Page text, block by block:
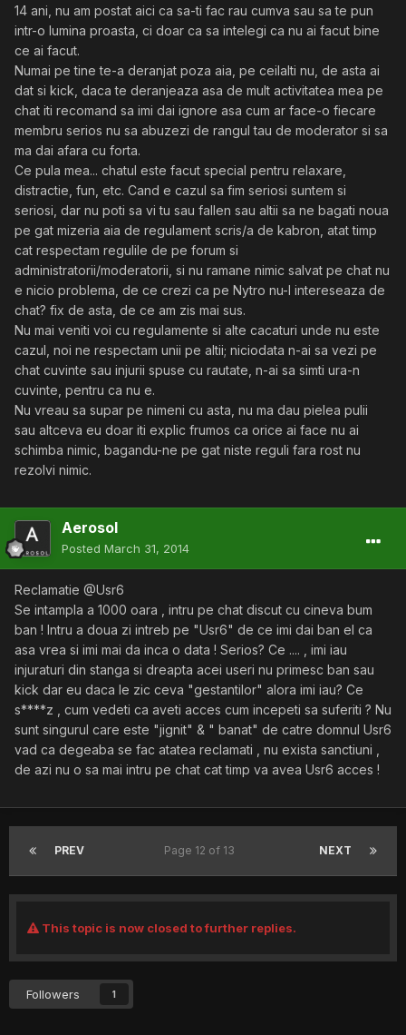
14 ani, nu am postat aici ca sa-ti fac rau cumva sau sa te pun
intr-o lumina proasta, ci doar ca sa intelegi ca nu ai facut bine
ce ai facut.
Numai pe tine te-a deranjat poza aia, pe ceilalti nu, de asta ai
dat si kick, daca te deranjeaza asa de mult activitatea mea pe
chat iti recomand sa imi dai ignore asa cum ar face-o fiecare
membru serios nu sa abuzezi de rangul tau de moderator si sa
ma dai afara cu forta.
Ce pula mea... chatul este facut special pentru relaxare,
distractie, fun, etc. Cand e cazul sa fim seriosi suntem si
seriosi, dar nu poti sa vi tu sau fallen sau altii sa ne bagati noua
pe gat mizeria aia de regulament scris/a de kabron, atat timp
cat respectam regulile de pe forum si
administratorii/moderatorii, si nu ramane nimic salvat pe chat nu
e nicio problema, de ce crezi ca pe Nytro nu-l intereseaza de
chat? fix de asta, de ce am zis mai sus.
Nu mai veniti voi cu regulamente si alte cacaturi unde nu este
cazul, noi ne respectam unii pe altii; niciodata n-ai sa vezi pe
chat cuvinte sau injurii spuse cu rautate, n-ai sa simti ura-n
cuvinte, pentru ca nu e.
Nu vreau sa supar pe nimeni cu asta, nu ma dau pielea pulii
sau altceva eu doar iti explic frumos ca orice ai face nu ai
schimba nimic, bagandu-ne pe gat niste reguli fara rost nu
rezolvi nimic.
Aerosol
Posted March 31, 2014
Reclamatie @Usr6
Se intampla a 1000 oara , intru pe chat discut cu cineva bum
ban ! Intru a doua zi intreb pe "Usr6" de ce imi dai ban el ca
asa vrea si imi mai da inca o data ! Serios? Ce .... , imi iau
injuraturi din stanga si dreapta acei useri nu primesc ban sau
kick dar eu daca le zic ceva "gestantilor" alora imi iau? Ce
s****z , cum vedeti ca aveti acces cum incepeti sa suferiti ? Nu
sunt singurul care este "jignit" & " banat" de catre domnul Usr6
vad ca degeaba se fac atatea reclamati , nu exista sanctiuni ,
de azi nu o sa mai intru pe chat cat timp va avea Usr6 acces !
PREV NEXT
Page 12 of 13
This topic is now closed to further replies.
Followers 1